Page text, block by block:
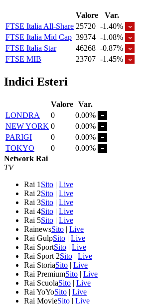
Valore
Var.
FTSE Italia All-Share 25720 -1.40%
FTSE Italia Mid Cap 39374 -1.08%
FTSE Italia Star
46268 -0.87%
FTSE MIB
23707 -1.45%
Indici Esteri
Valore Var.
LONDRA
0
0.00%
NEW YORK 0
0.00%
PARIGI
0
0.00%
TOKYO
0
0.00%
Network Rai
TV
Rai 1 Sito | Live
Rai 2Sito | Live
Rai 3Sito | Live
Rai 4Sito | Live
Rai 5Sito | Live
RainewsSito | Live
Rai GulpSito | Live
Rai SportSito | Live
Rai Sport 2Sito | Live
Rai StoriaSito | Live
Rai PremiumSito | Live
Rai ScuolaSito | Live
Rai YoYoSito | Live
Rai MovieSito | Live